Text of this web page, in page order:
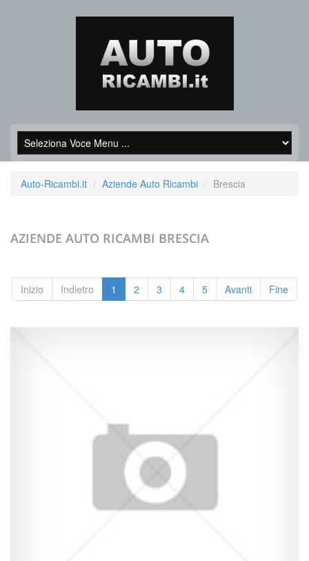
Auto-Ricambi.it Aziende Auto Ricambi Brescia
AZIENDE AUTO RICAMBI BRESCIA
Inizio Indietro 1 2 3 4 5 Avanti Fine